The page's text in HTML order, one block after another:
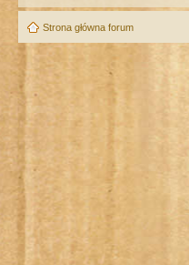
Strona główna forum